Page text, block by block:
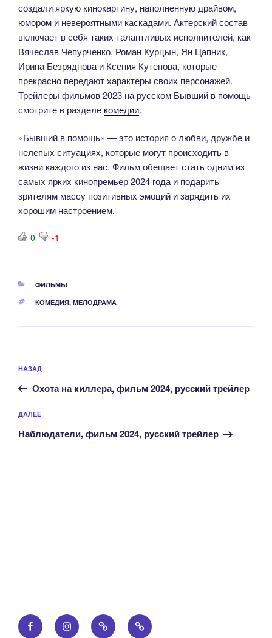
создали яркую кинокартину, наполненную драйвом,
юмором и невероятными каскадами. Актерский состав
включает в себя таких талантливых исполнителей, как
Вячеслав Чепурченко, Роман Курцын, Ян Цапник,
Ирина Безряднова и Ксения Кутепова, которые
прекрасно передают характеры своих персонажей.
Трейлеры фильмов 2023 на русском Бывший в помощь
смотрите в разделе комедии.
«Бывший в помощь» — это история о любви, дружбе и
нелепых ситуациях, которые могут происходить в
жизни каждого из нас. Фильм обещает стать одним из
самых ярких кинопремьер 2024 года и подарить
зрителям массу позитивных эмоций и зарядить их
хорошим настроением.
0 -1
РУБРИКИ
ФИЛЬМЫ
МЕТКИ
КОМЕДИЯ, МЕЛОДРАМА
по
записям
Предыдущая
запись:
НАЗАД
Охота на киллера, фильм 2024, русский трейлер
Следующая
запись
ДАЛЕЕ
Наблюдатели, фильм 2024, русский трейлер
FacebookInstagramEmail Правообладателям